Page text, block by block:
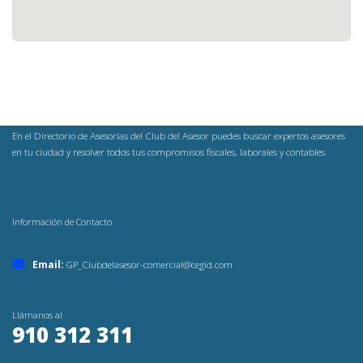
En el Directorio de Asesorías del Club del Asesor puedes buscar expertos asesores
en tu ciudad y resolver todos tus compromisos fiscales, laborales y contables.
Información de Contacto
Email: GP_Clubdelasesor-comercial@cegid.com
Llámanos al
910 312 311